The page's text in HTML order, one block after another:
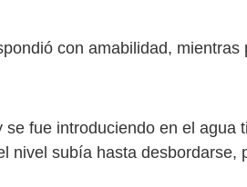
con amabilidad, mientras
introduciendo en el agua
nivel subía hasta desbordarse,